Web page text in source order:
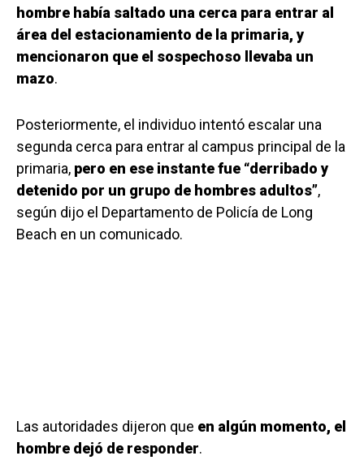
hombre había saltado una cerca para entrar al
área del estacionamiento de la primaria, y
mencionaron que el sospechoso llevaba un
mazo.
Posteriormente, el individuo intentó escalar una
segunda cerca para entrar al campus principal de la
primaria, pero en ese instante fue “derribado y
detenido por un grupo de hombres adultos”,
según dijo el Departamento de Policía de Long
Beach en un comunicado.
Las autoridades dijeron que en algún momento, el
hombre dejó de responder.